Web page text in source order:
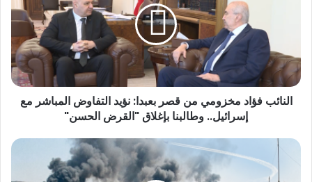
النائب فؤاد مخزومي من قصر بعبدا: نؤيد التفاوض المباشر مع
إسرائيل.. وطالبنا بإغلاق "القرض الحسن"